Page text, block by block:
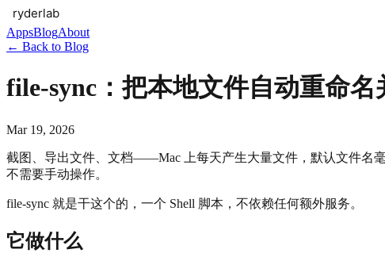
AppsBlogAbout
← Back to Blog
file-sync：把本地文件自动重命名
Mar 19, 2026
截图、导出文件、文档——Mac 上每天产生大量文件，默认文件名
不需要手动操作。
file-sync 就是干这个的，一个 Shell 脚本，不依赖任何额外服务。
它做什么